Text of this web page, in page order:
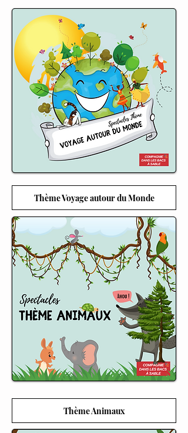
Thème Voyage autour du Monde
Thème Animaux